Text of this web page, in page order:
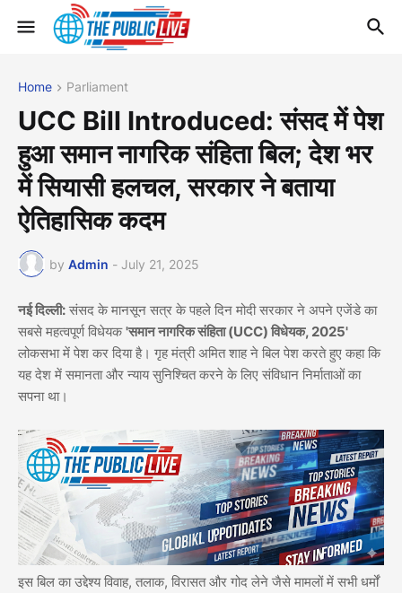
Home Parliament
UCC Bill Introduced: संसद में पेश
हुआ समान नागरिक संहिता बिल; देश भर
में सियासी हलचल, सरकार ने बताया
ऐतिहासिक कदम
by Admin - July 21, 2025
नई दिल्ली: संसद के मानसून सत्र के पहले दिन मोदी सरकार ने अपने एजेंडे का
सबसे महत्वपूर्ण विधेयक'समान नागरिक संहिता (UCC) विधेयक, 2025'
लोकसभा में पेश कर दिया है। गृह मंत्री अमित शाह ने बिल पेश करते हुए कहा कि
यह देश में समानता और न्याय सुनिश्चित करने के लिए संविधान निर्माताओं का
सपना था।
इस बिल का उद्देश्य विवाह, तलाक, विरासत और गोद लेने जैसे मामलों में सभी धर्मों